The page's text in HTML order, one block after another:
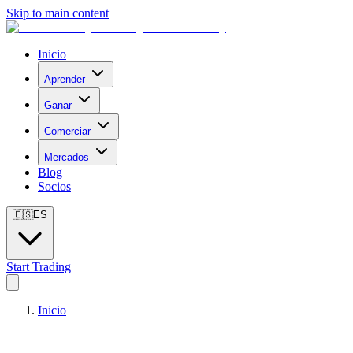
Skip to main content
Inicio
Aprender
Ganar
Comerciar
Mercados
Blog
Socios
🇪🇸ES
Start Trading
Inicio